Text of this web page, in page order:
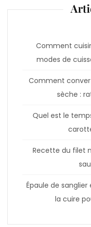
Comment
modes de
Comment
sèche :
Quel est le
Recette du filet
Épaule de
la cuire